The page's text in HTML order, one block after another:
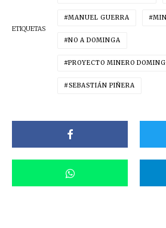
ETIQUETAS
MANUEL GUERRA
NO A DOMINGA
PROYECTO MINERO
SEBASTIÁN PIÑERA